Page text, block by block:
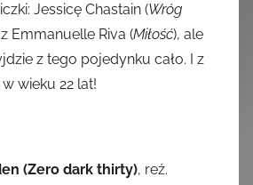
Jessicę Chastain (Wróg
Emmanuelle Riva (Miłość), ale
z tego pojedynku cało. I z
wieku 22 lat!
(Zero dark thirty), reż.